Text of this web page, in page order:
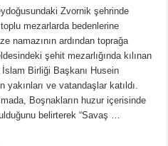
Zvornik şehrinde
mezarlarda bedenlerine
namazının ardından toprağa
şehit mezarlığında kılınan
Birliği Başkanı Husein
yakınları ve vatandaşlar katıldı.
Boşnakların huzur içerisinde
belirterek “Savaş …